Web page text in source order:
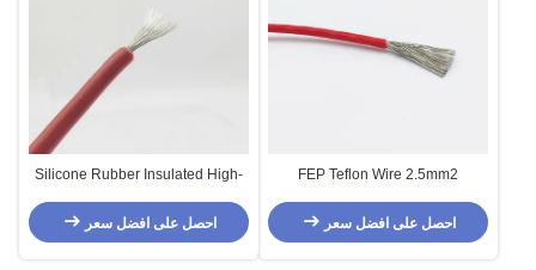
FEP Teflon Wire 2.5mm2
احصل على افضل سعر
Silicone Rubber Insulated High-
maroon
احصل على افضل سعر